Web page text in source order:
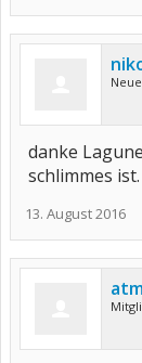
danke Lagune
schlimmes ist.
13. August 2016